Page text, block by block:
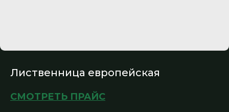
Лиственница европейская
СМОТРЕТЬ ПРАЙС